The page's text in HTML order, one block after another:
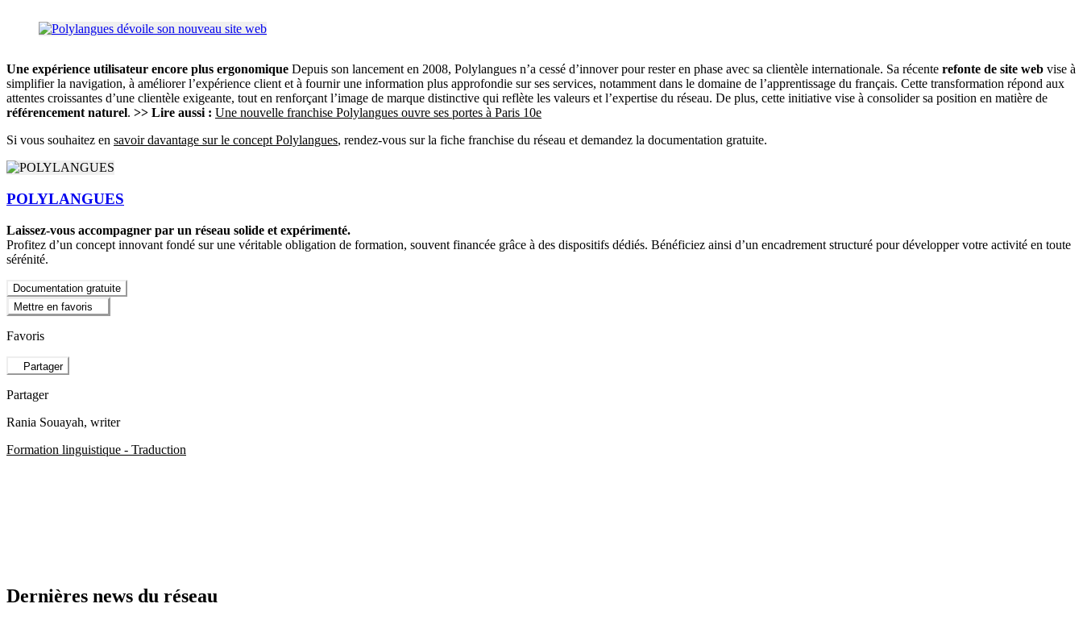
Une expérience utilisateur encore plus ergonomique Depuis son lancement en 2008, Polylangues n’a cessé d’innover pour rester en phase avec sa clientèle internationale. Sa récente refonte de site web vise à
simplifier la navigation, à améliorer l’expérience client et à fournir une information plus approfondie sur ses services, notamment dans le domaine de l’apprentissage du français. Cette transformation répond aux
attentes croissantes d’une clientèle exigeante, tout en renforçant l’image de marque distinctive qui reflète les valeurs et l’expertise du réseau. De plus, cette initiative vise à consolider sa position en matière de
référencement naturel. >> Lire aussi : Une nouvelle franchise Polylangues ouvre ses portes à Paris 10e
Si vous souhaitez en savoir davantage sur le concept Polylangues, rendez-vous sur la fiche franchise du réseau et demandez la documentation gratuite.
POLYLANGUES
Laissez-vous accompagner par un réseau solide et expérimenté.
Profitez d’un concept innovant fondé sur une véritable obligation de formation, souvent financée grâce à des dispositifs dédiés. Bénéficiez ainsi d’un encadrement structuré pour développer votre activité en toute
sérénité.
Documentation gratuite
Mettre en favoris
Favoris
Partager
Partager
Rania Souayah, writer
Formation linguistique - Traduction
Dernières news du réseau